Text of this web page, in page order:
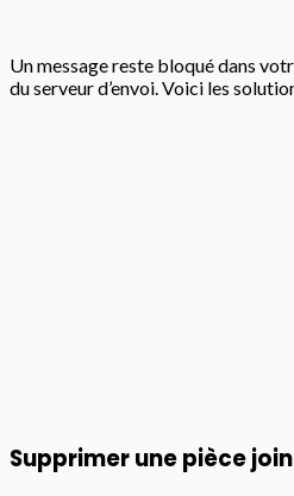
Un message reste bloqué dans
du serveur d’envoi. Voici les
Supprimer une pièce